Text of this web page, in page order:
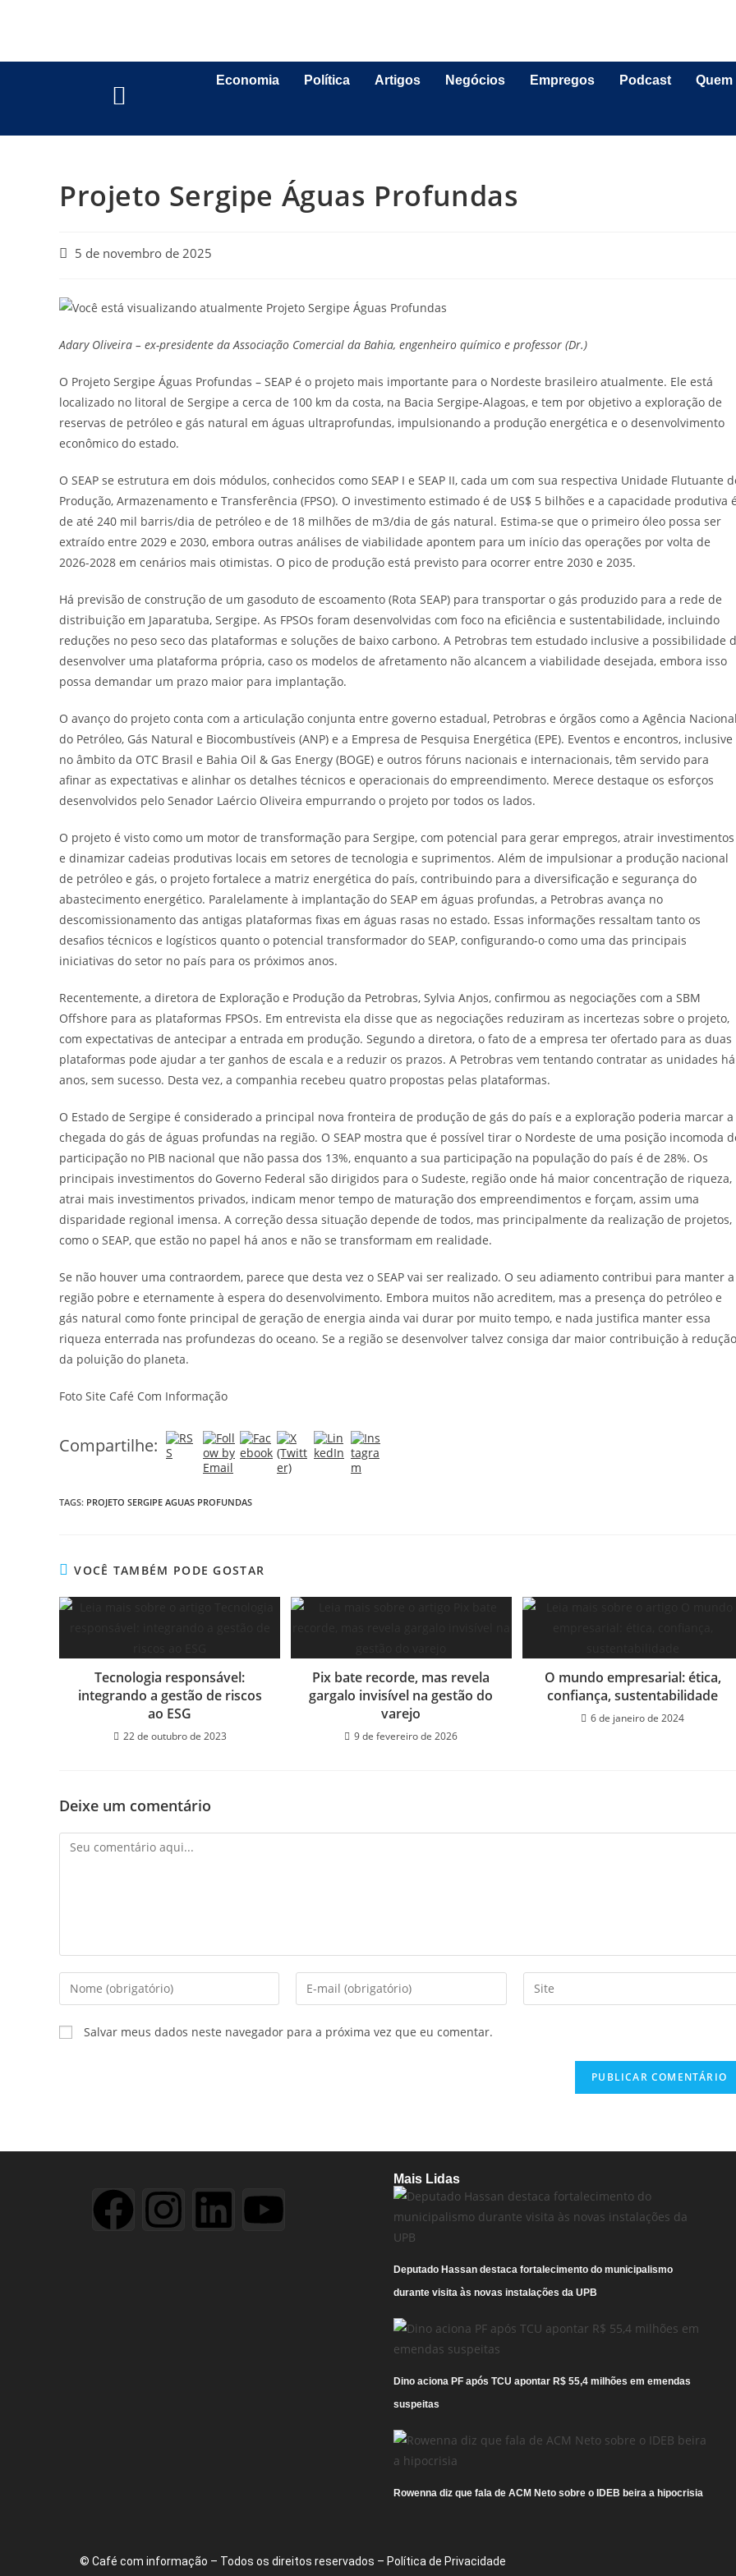
Economia Política Artigos Negócios Empregos Podcast
Projeto Sergipe Águas Profundas
5 de novembro de 2025
Adary Oliveira – ex-presidente da Associação Comercial da Bahia, engenheiro químico e professor (Dr.)
O Projeto Sergipe Águas Profundas – SEAP é o projeto mais importante para o Nordeste brasileiro atualmente. Ele está
localizado no litoral de Sergipe a cerca de 100 km da costa, na Bacia Sergipe-Alagoas, e tem por objetivo a exploração de
reservas de petróleo e gás natural em águas ultraprofundas, impulsionando a produção energética e o desenvolvimento
econômico do estado.
O SEAP se estrutura em dois módulos, conhecidos como SEAP I e SEAP II, cada um com sua respectiva Unidade Flutuante
Produção, Armazenamento e Transferência (FPSO). O investimento estimado é de US$ 5 bilhões e a capacidade produtiva
de até 240 mil barris/dia de petróleo e de 18 milhões de m3/dia de gás natural. Estima-se que o primeiro óleo possa ser
extraído entre 2029 e 2030, embora outras análises de viabilidade apontem para um início das operações por volta de
2026-2028 em cenários mais otimistas. O pico de produção está previsto para ocorrer entre 2030 e 2035.
Há previsão de construção de um gasoduto de escoamento (Rota SEAP) para transportar o gás produzido para a rede de
distribuição em Japaratuba, Sergipe. As FPSOs foram desenvolvidas com foco na eficiência e sustentabilidade, incluindo
reduções no peso seco das plataformas e soluções de baixo carbono. A Petrobras tem estudado inclusive a possibilidade
desenvolver uma plataforma própria, caso os modelos de afretamento não alcancem a viabilidade desejada, embora isso
possa demandar um prazo maior para implantação.
O avanço do projeto conta com a articulação conjunta entre governo estadual, Petrobras e órgãos como a Agência
do Petróleo, Gás Natural e Biocombustíveis (ANP) e a Empresa de Pesquisa Energética (EPE). Eventos e encontros, inclusive
no âmbito da OTC Brasil e Bahia Oil & Gas Energy (BOGE) e outros fóruns nacionais e internacionais, têm servido para
afinar as expectativas e alinhar os detalhes técnicos e operacionais do empreendimento. Merece destaque os esforços
desenvolvidos pelo Senador Laércio Oliveira empurrando o projeto por todos os lados.
O projeto é visto como um motor de transformação para Sergipe, com potencial para gerar empregos, atrair investimentos
e dinamizar cadeias produtivas locais em setores de tecnologia e suprimentos. Além de impulsionar a produção nacional
de petróleo e gás, o projeto fortalece a matriz energética do país, contribuindo para a diversificação e segurança do
abastecimento energético. Paralelamente à implantação do SEAP em águas profundas, a Petrobras avança no
descomissionamento das antigas plataformas fixas em águas rasas no estado. Essas informações ressaltam tanto os
desafios técnicos e logísticos quanto o potencial transformador do SEAP, configurando-o como uma das principais
iniciativas do setor no país para os próximos anos.
Recentemente, a diretora de Exploração e Produção da Petrobras, Sylvia Anjos, confirmou as negociações com a SBM
Offshore para as plataformas FPSOs. Em entrevista ela disse que as negociações reduziram as incertezas sobre o projeto,
com expectativas de antecipar a entrada em produção. Segundo a diretora, o fato de a empresa ter ofertado para as duas
plataformas pode ajudar a ter ganhos de escala e a reduzir os prazos. A Petrobras vem tentando contratar as unidades há
anos, sem sucesso. Desta vez, a companhia recebeu quatro propostas pelas plataformas.
O Estado de Sergipe é considerado a principal nova fronteira de produção de gás do país e a exploração poderia marcar a
chegada do gás de águas profundas na região. O SEAP mostra que é possível tirar o Nordeste de uma posição incomoda
participação no PIB nacional que não passa dos 13%, enquanto a sua participação na população do país é de 28%. Os
principais investimentos do Governo Federal são dirigidos para o Sudeste, região onde há maior concentração de riqueza,
atrai mais investimentos privados, indicam menor tempo de maturação dos empreendimentos e forçam, assim uma
disparidade regional imensa. A correção dessa situação depende de todos, mas principalmente da realização de projetos,
como o SEAP, que estão no papel há anos e não se transformam em realidade.
Se não houver uma contraordem, parece que desta vez o SEAP vai ser realizado. O seu adiamento contribui para manter a
região pobre e eternamente à espera do desenvolvimento. Embora muitos não acreditem, mas a presença do petróleo e
gás natural como fonte principal de geração de energia ainda vai durar por muito tempo, e nada justifica manter essa
riqueza enterrada nas profundezas do oceano. Se a região se desenvolver talvez consiga dar maior contribuição à redução
da poluição do planeta.
Foto Site Café Com Informação
Compartilhe:
TAGS: PROJETO SERGIPE AGUAS PROFUNDAS
VOCÊ TAMBÉM PODE GOSTAR
Tecnologia responsável:
integrando a gestão de riscos
ao ESG
22 de outubro de 2023
Pix bate recorde, mas revela
gargalo invisível na gestão do
varejo
9 de fevereiro de 2026
O mundo empresarial: ética,
confiança, sustentabilidade
6 de janeiro de 2024
Deixe um comentário
Salvar meus dados neste navegador para a próxima vez que eu comentar.
Mais Lidas
Deputado Hassan destaca fortalecimento do municipalismo
durante visita às novas instalações da UPB
Dino aciona PF após TCU apontar R$ 55,4 milhões em emendas
suspeitas
Rowenna diz que fala de ACM Neto sobre o IDEB beira a hipocrisia
© Café com informação – Todos os direitos reservados – Política de Privacidade